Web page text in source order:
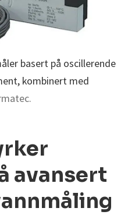
basert på oscillerende
kombinert med
avansert